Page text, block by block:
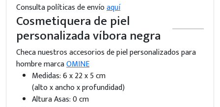
Consulta políticas de envíoaquí
Cosmetiquera de piel
personalizada víbora negra
Checa nuestros accesorios de piel personalizados para
hombre marcaOMINE
Medidas: 6 x 22 x 5 cm
(alto x ancho x profundidad)
Altura Asas: 0 cm